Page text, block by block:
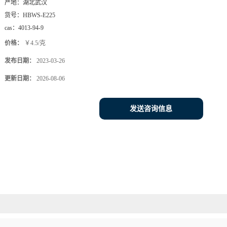
产地： 湖北武汉
货号： HBWS-E225
cas： 4013-94-9
价格： ￥4.5/克
发布日期： 2023-03-26
更新日期： 2026-08-06
发送咨询信息